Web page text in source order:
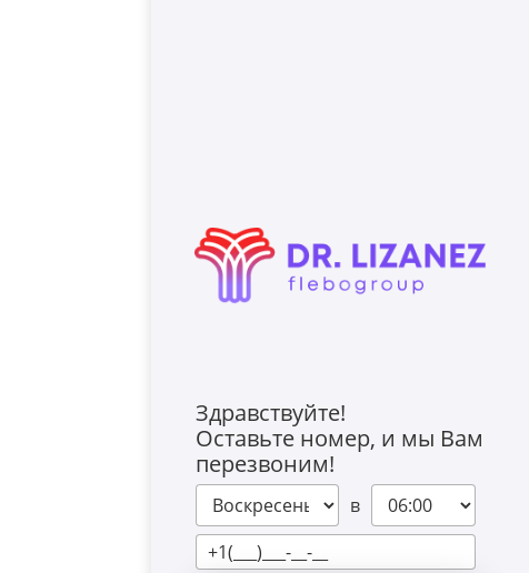
Здравствуйте!
Оставьте номер, и мы Вам
перезвоним!
в